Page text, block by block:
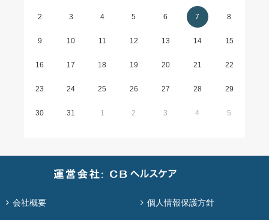
2 3 4 5 6 7 8
9 10 11 12 13 14 15
16 17 18 19 20 21 22
23 24 25 26 27 28 29
30 31 1 2 3 4 5
会社概要 個人情報保護方針